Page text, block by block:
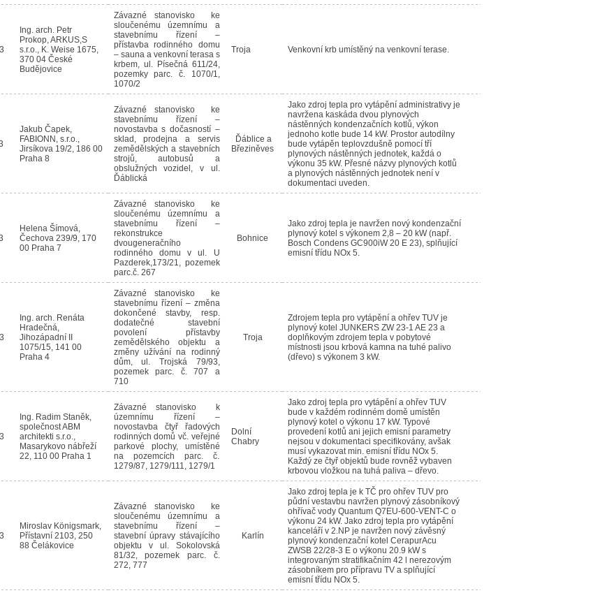
Ing. arch. Petr
Prokop, ARKUS,S
s.r.o., K. Weise 1675,
370 04 České
Budějovice
Závazné stanovisko ke
sloučenému územnímu a
stavebnímu řízení –
přístavba rodinného domu
– sauna a venkovní terasa s
krbem, ul. Písečná 611/24,
pozemky parc. č. 1070/1,
1070/2
Troja Venkovní krb umístěný na venkovní terase.
Jakub Čapek,
FABIONN, s.r.o.,
Jirsíkova 19/2, 186 00
Praha 8
Závazné stanovisko ke
stavebnímu řízení –
novostavba s dočasností –
sklad, prodejna a servis
zemědělských a stavebních
strojů, autobusů a
obslužných vozidel, v ul.
Ďáblická
Ďáblice a
Březiněves
Jako zdroj tepla pro vytápění administrativy je
navržena kaskáda dvou plynových
nástěnných kondenzačních kotlů, výkon
jednoho kotle bude 14 kW. Prostor autodílny
bude vytápěn teplovzdušně pomocí tří
plynových nástěnných jednotek, každá o
výkonu 35 kW. Přesné názvy plynových kotlů
a plynových nástěnných jednotek není v
dokumentaci uveden.
Helena Šímová,
Čechova 239/9, 170
00 Praha 7
Závazné stanovisko ke
sloučenému územnímu a
stavebnímu řízení –
rekonstrukce
dvougeneračního
rodinného domu v ul. U
Pazderek,173/21, pozemek
parc.č. 267
Bohnice
Jako zdroj tepla je navržen nový kondenzační
plynový kotel s výkonem 2,8 – 20 kW (např.
Bosch Condens GC900iW 20 E 23), splňující
emisní třídu NOx 5.
Ing. arch. Renáta
Hradečná,
Jihozápadní II
1075/15, 141 00
Praha 4
Závazné stanovisko ke
stavebnímu řízení – změna
dokončené stavby, resp.
dodatečné stavební
povolení přístavby
zemědělského objektu a
změny užívání na rodinný
dům, ul. Trojská 79/93,
pozemek parc. č. 707 a
710
Troja
Zdrojem tepla pro vytápění a ohřev TUV je
plynový kotel JUNKERS ZW 23-1 AE 23 a
doplňkovým zdrojem tepla v pobytové
místnosti jsou krbová kamna na tuhé palivo
(dřevo) s výkonem 3 kW.
Ing. Radim Staněk,
společnost ABM
architekti s.r.o.,
Masarykovo nábřeží
22, 110 00 Praha 1
Závazné stanovisko k
územnímu řízení –
novostavba čtyř řadových
rodinných domů vč. veřejné
parkové plochy, umístěné
na pozemcích parc. č.
1279/87, 1279/111, 1279/1
Dolní
Chabry
Jako zdroj tepla pro vytápění a ohřev TUV
bude v každém rodinném domě umístěn
plynový kotel o výkonu 17 kW. Typové
provedení kotlů ani jejich emisní parametry
nejsou v dokumentaci specifikovány, avšak
musí vykazovat min. emisní třídu NOx 5.
Každý ze čtyř objektů bude rovněž vybaven
krbovou vložkou na tuhá paliva – dřevo.
Miroslav Königsmark,
Přístavní 2103, 250
88 Čelákovice
Závazné stanovisko ke
sloučenému územnímu a
stavebnímu řízení –
stavební úpravy stávajícího
objektu v ul. Sokolovská
81/32, pozemek parc. č.
272, 777
Karlín
Jako zdroj tepla je k TČ pro ohřev TUV pro
půdní vestavbu navržen plynový zásobníkový
ohřívač vody Quantum Q7EU-600-VENT-C o
výkonu 24 kW. Jako zdroj tepla pro vytápění
kanceláří v 2.NP je navržen nový závěsný
plynový kondenzační kotel CerapurAcu
ZWSB 22/28-3 E o výkonu 20.9 kW s
integrovaným stratifikačním 42 l nerezovým
zásobníkem pro přípravu TV a splňující
emisní třídu NOx 5.